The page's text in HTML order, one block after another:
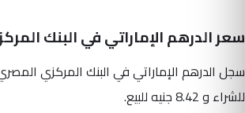
سعر الدرهم الإماراتي في البنك
للشراء و 8.42 جنيه للبيع.